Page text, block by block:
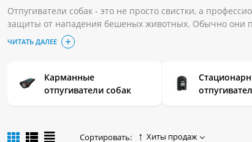
Отпугиватели собак - это не просто свистки, а
защиты от нападения бешеных животных. Обычно они
воспитания и обучения питомцев.
Купить качественный и надежный отпугиватель
ЧИТАТЬ ДАЛЕЕ
Карманные
отпугиватели собак
Сортировать: Хиты продаж